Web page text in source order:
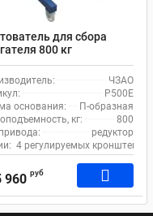
на колесах
для сбора
800 кг
ЧЗАО Р500Е
редукторомЧЗАО
Р500Е
основания:
П-образная
кг:
800
редуктор
4 регулируемых
960 руб